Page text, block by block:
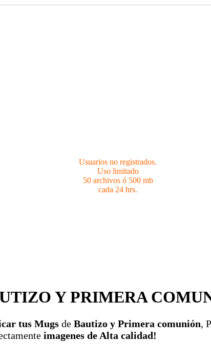
Usuarios no registrados.
Uso limitado
50 archivos ó 500 mb
cada 24 hrs.
Y PRIMERA
tus Mugs de Bautizo y Primera comunión,
imagenes de Alta calidad!